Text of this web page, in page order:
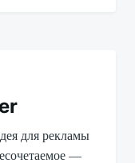
для рекламы
—